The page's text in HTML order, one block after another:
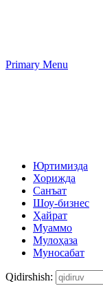
Primary Menu
Юртимизда
Хорижда
Санъат
Шоу-бизнес
Ҳайрат
Муаммо
Мулоҳаза
Муносабат
Qidirshish: